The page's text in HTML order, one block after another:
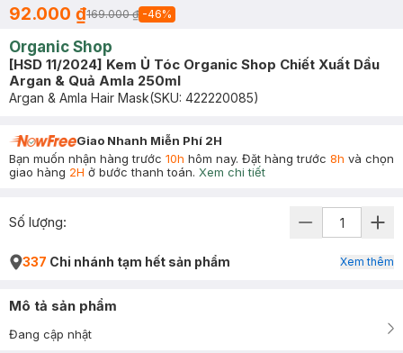
92.000 ₫169.000 ₫ -46%
Organic Shop
[HSD 11/2024] Kem Ủ Tóc Organic Shop Chiết Xuất Dầu
Argan & Quả Amla 250ml
Argan & Amla Hair Mask(SKU: 422220085)
Giao Nhanh Miễn Phí 2H
Bạn muốn nhận hàng trước 10h hôm nay. Đặt hàng trước 8h và chọn
giao hàng 2H ở bước thanh toán. Xem chi tiết
Số lượng:
337 Chi nhánh tạm hết sản phẩm Xem thêm
Mô tả sản phẩm
Đang cập nhật